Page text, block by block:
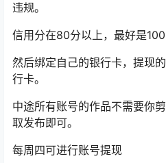
违规。
信用分在80分以上，最好是100
然后绑定自己的银行卡，提现
行卡。
中途所有账号的作品不需要你
取发布即可。
每周四可进行账号提现